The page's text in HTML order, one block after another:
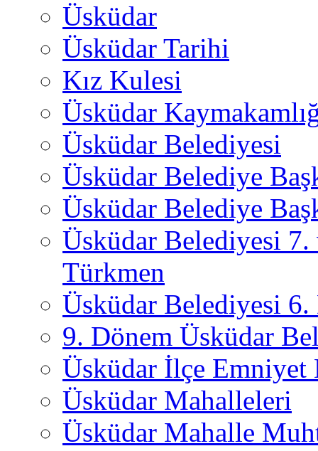
Üsküdar
Üsküdar Tarihi
Kız Kulesi
Üsküdar
Üsküdar Belediyesi
Üsküdar Belediye
Üsküdar Belediye
Üsküdar Belediyesi
Türkmen
Üsküdar Belediyesi 6.
9. Dönem Üsküdar
Üsküdar İlçe
Üsküdar Mahalleleri
Üsküdar Mahalle